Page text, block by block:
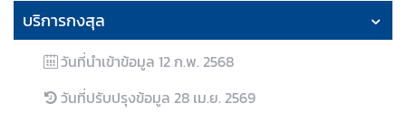
ส
ถ
า
ก
บริการกงสุล
วันที่นำเข้าข้อมูล 12 ก.พ. 2568
วันที่ปรับปรุงข้อมูล 28 เม.ย. 2569